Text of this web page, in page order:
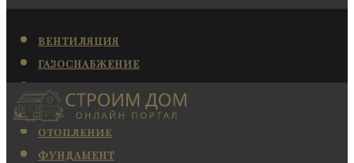
ВЕНТИЛЯЦИЯ
ГАЗОСНАБЖЕНИЕ
КАНАЛИЗАЦИЯ
КОНДИЦИОНИРОВАНИЕ
ОТОПЛЕНИЕ
ФУНДАМЕНТ